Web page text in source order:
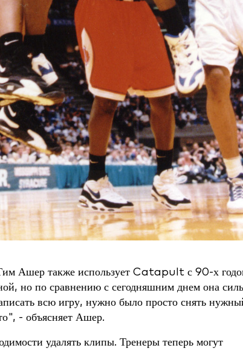
Ашер также использует Catapult с 90-х
но по сравнению с сегодняшним днем она
всю игру, нужно было просто снять
- объясняет Ашер.
удалять клипы. Тренеры теперь могут